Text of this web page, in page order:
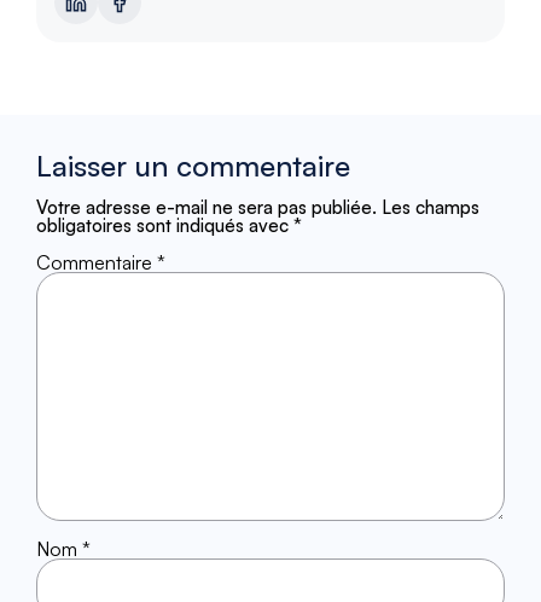
Laisser un commentaire
Votre adresse e-mail ne sera pas publiée. Les champs
obligatoires sont indiqués avec *
Commentaire *
Nom *